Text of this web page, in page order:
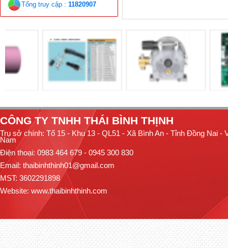
Tổng truy cập :11820907
CÔNG TY TNHH THÁI BÌNH THỊNH
Trụ sở chính: Tổ 15 - Khu 13 - QL51 - Xã Bình An - Tỉnh Đồng Nai -
Nam
Điện thoại: 0983 464 679 - 0945 300 830
Email: thaibinhthinh01@gmail.com
MST: 3602291898
Website: www.thaibinhthinh.com